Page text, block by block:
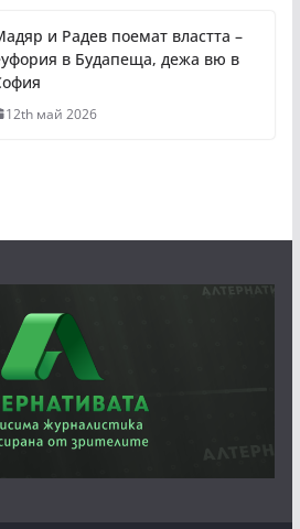
и Радев поемат властта –
в Будапеща, дежа вю в
12th май 2026